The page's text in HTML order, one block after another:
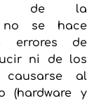
de la
no se hace
errores de
ni de los
causarse al
(hardware y